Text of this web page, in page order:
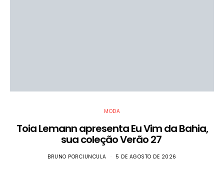
MODA
Toia Lemann apresenta Eu Vim da Bahia,
sua coleção Verão 27
BRUNO PORCIUNCULA 5 DE AGOSTO DE 2026